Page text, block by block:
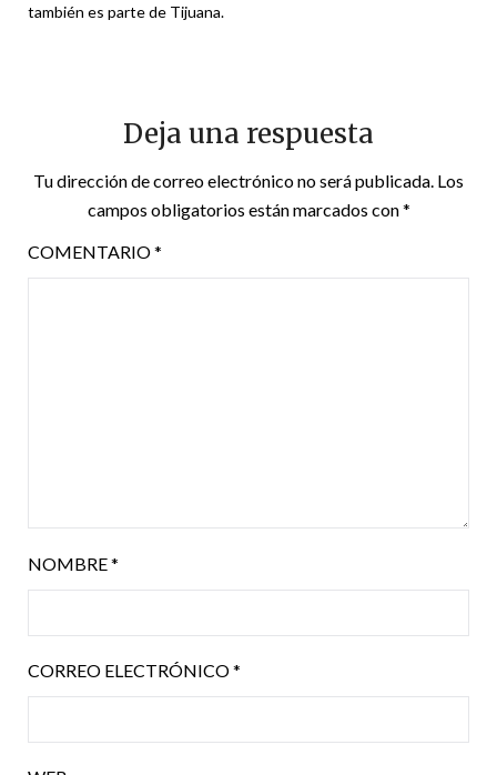
también es parte de Tijuana.
Deja una respuesta
Tu dirección de correo electrónico no será publicada. Los
campos obligatorios están marcados con*
COMENTARIO*
NOMBRE*
CORREO ELECTRÓNICO*